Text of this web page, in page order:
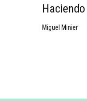
Miguel Minier